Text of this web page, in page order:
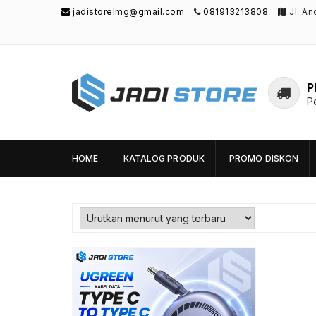
jadistorelmg@gmail.com 081913213808 Jl.
Jadi Store
Unik di Lamongan
HOME KATALOG PRODUK PROMO DISKON